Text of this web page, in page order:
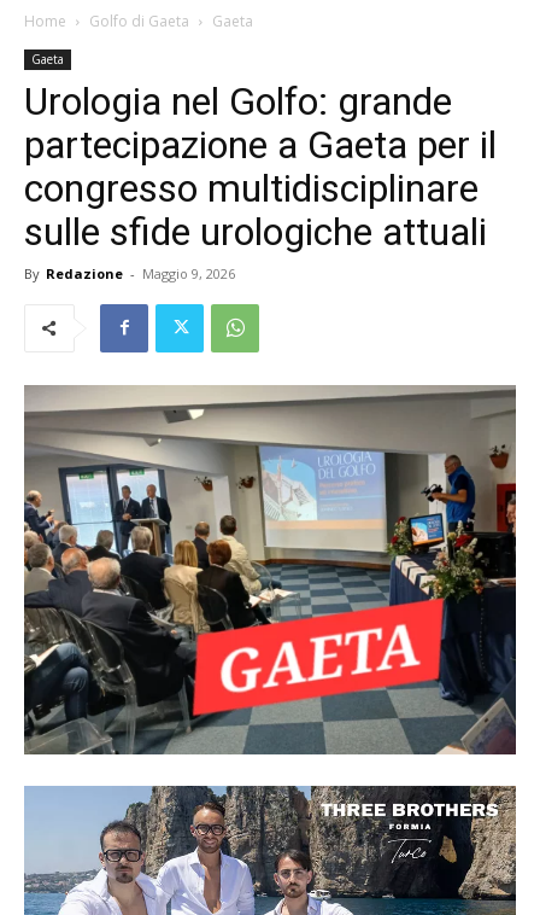
Home Golfo di Gaeta Gaeta
Gaeta
Urologia nel Golfo: grande
partecipazione a Gaeta per il
congresso multidisciplinare
sulle sfide urologiche attuali
By Redazione - Maggio 9, 2026